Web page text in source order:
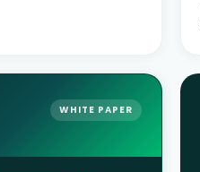
WHITE PAPER